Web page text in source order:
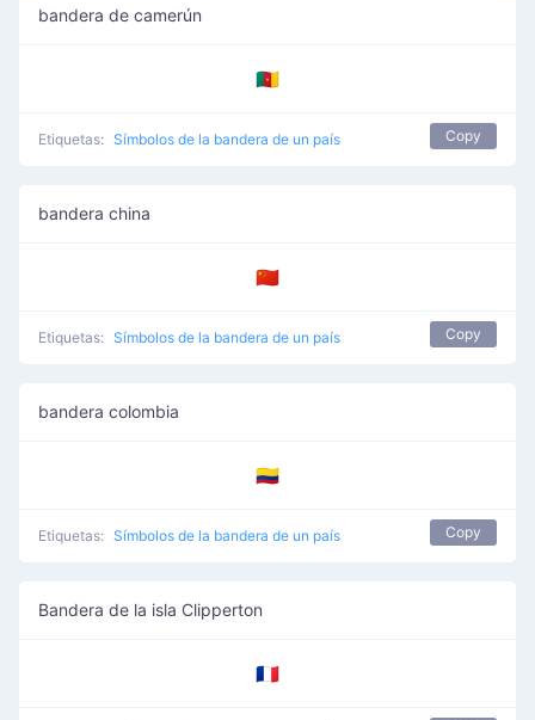
bandera de camerún
🇨🇲
Etiquetas: Símbolos de la bandera de un país Copy
bandera china
🇨🇳
Etiquetas: Símbolos de la bandera de un país Copy
bandera colombia
🇨🇴
Etiquetas: Símbolos de la bandera de un país Copy
Bandera de la isla Clipperton
🇨🇵